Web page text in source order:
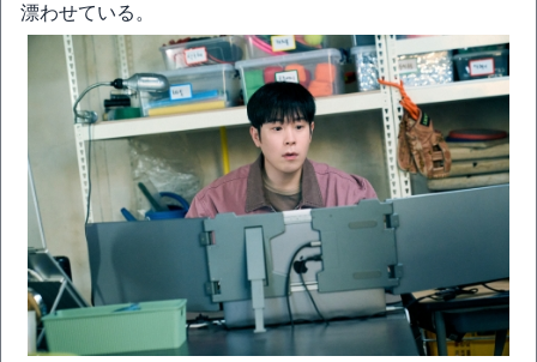
漂わせている。